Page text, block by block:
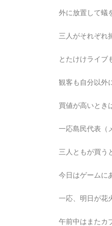
外に放置して蟻
三人がそれぞれ
とたけけライブ
観客も自分以外
買値が高いとき
一応島民代表（
三人ともが買う
今日はゲームに
一応、明日が花
午前中はまたカ